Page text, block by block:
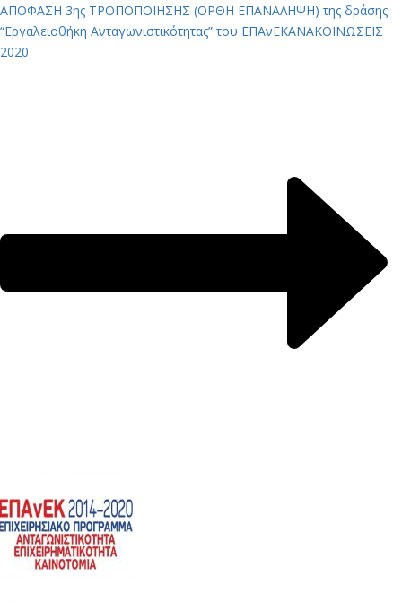
ΑΠΟΦΑΣΗ 3ης ΤΡΟΠΟΠΟΙΗΣΗΣ (ΟΡΘΗ ΕΠΑΝΑΛΗΨΗ) της δράσης
“Εργαλειοθήκη Ανταγωνιστικότητας” του ΕΠΑνΕΚΑΝΑΚΟΙΝΩΣΕΙΣ
2020